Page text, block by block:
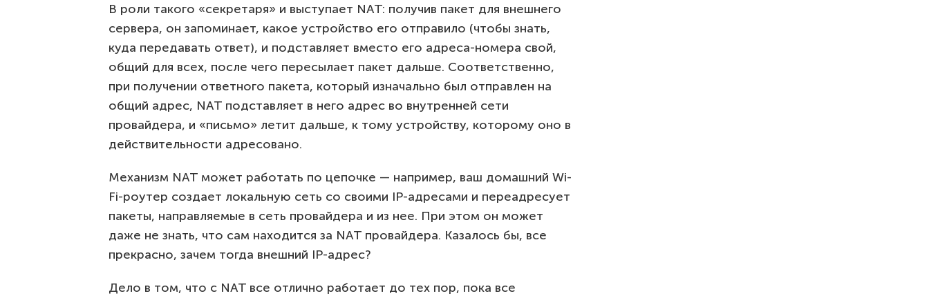
В роли такого «секретаря» и выступает NAT: получив пакет для внешнего
сервера, он запоминает, какое устройство его отправило (чтобы знать,
куда передавать ответ), и подставляет вместо его адреса-номера свой,
общий для всех, после чего пересылает пакет дальше. Соответственно,
при получении ответного пакета, который изначально был отправлен на
общий адрес, NAT подставляет в него адрес во внутренней сети
провайдера, и «письмо» летит дальше, к тому устройству, которому оно в
действительности адресовано.
Механизм NAT может работать по цепочке — например, ваш домашний Wi-
Fi-роутер создает локальную сеть со своими IP-адресами и переадресует
пакеты, направляемые в сеть провайдера и из нее. При этом он может
даже не знать, что сам находится за NAT провайдера. Казалось бы, все
прекрасно, зачем тогда внешний IP-адрес?
Дело в том, что с NAT все отлично работает до тех пор, пока все